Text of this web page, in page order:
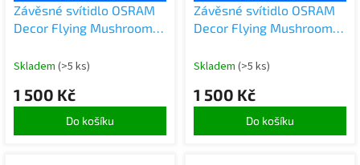
Závěsné svítidlo OSRAM
Decor Flying Mushroom
mm, závěsné svítidlo, kov,
Skladem (>5 ks)
1 500 Kč
Do košíku
Závěsné svítidlo OSRAM
Decor Flying Mushroom
mm, závěsné svítidlo, kov,
Skladem (>5 ks)
1 500 Kč
Do košíku